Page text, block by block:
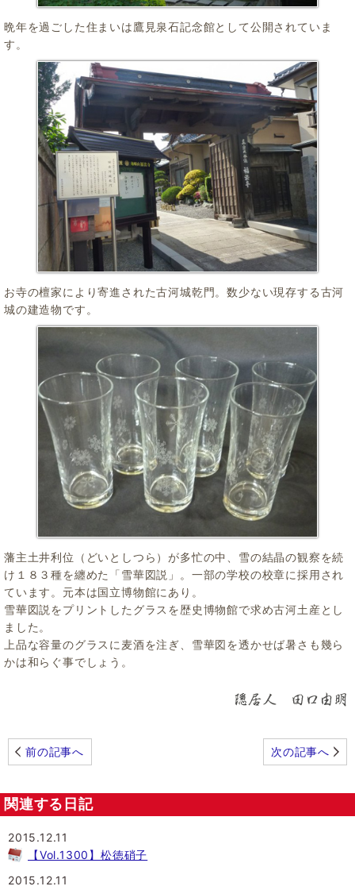
晩年を過ごした住まいは鷹見泉石記念館として公開されていま
す。
お寺の檀家により寄進された古河城乾門。数少ない現存する古河
城の建造物です。
藩主土井利位（どいとしつら）が多忙の中、雪の結晶の観察を続
け１８３種を纏めた「雪華図説」。一部の学校の校章に採用され
ています。元本は国立博物館にあり。
雪華図説をプリントしたグラスを歴史博物館で求め古河土産とし
ました。
上品な容量のグラスに麦酒を注ぎ、雪華図を透かせば暑さも幾ら
かは和らぐ事でしょう。
前の記事へ 次の記事へ
関連する日記
2015.12.11
【Vol.1300】松徳硝子
2015.12.11